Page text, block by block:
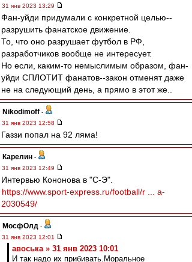
31 янв 2023 13:29
Фан-уйди придумали с конкретной целью--
разрушить фанатское движение.
То, что оно разрушает футбол в РФ,
разработчиков вообще не интересует.
Но если, каким-то немыслимым образом, фан-
уйди СПЛОТИТ фанатов--закон отменят даже
не на следующий день, а прямо в этот же..
Nikodimoff -
31 янв 2023 12:58
Газзи попал на 92 ляма!
Карелин -
31 янв 2023 12:49
Интервью Кононова в "С-Э".
https://www.sport-express.ru/football/r ... a-
2030549/
МосфОлд -
31 янв 2023 12:01
авоська » 31 янв 2023 10:01
И так надо их прибивать.Моральное